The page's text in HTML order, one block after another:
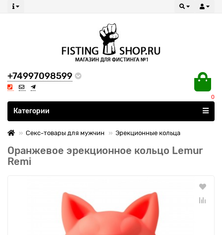
+74997098599
0
Все категории
Категории
Секс-товары для мужчин Эрекционные кольца
Оранжевое эрекционное кольцо Lemur
Remi